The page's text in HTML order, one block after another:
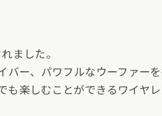
ました。
バー、パワフルなウーファー
楽しむことができるワイヤ